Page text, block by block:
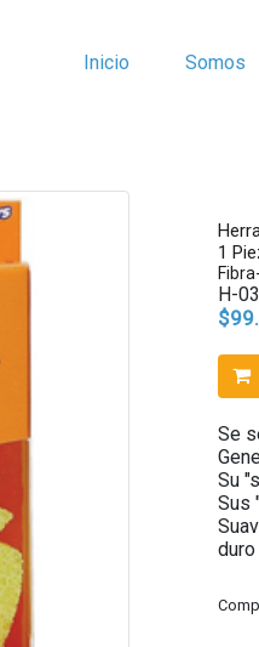
Inicio Somos
1
H-
Se
Su
Sus
duro